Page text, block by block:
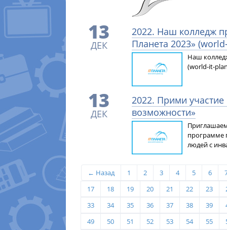
13
ДЕК
2022. Наш колледж
Планета 2023»
Наш
(world-it-
13
ДЕК
2022. Прими
возможности»
программе
людей с
← Назад 1 2 3 4 5 6
17
18 19 20 21 22 23
33
34 35 36 37 38 39
49
50 51 52 53 54 55